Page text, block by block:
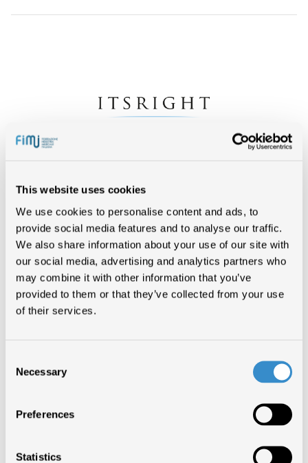
This website uses cookies
We use cookies to personalise content and ads, to
provide social media features and to analyse our traffic.
We also share information about your use of our site with
our social media, advertising and analytics partners who
may combine it with other information that you’ve
provided to them or that they’ve collected from your use
of their services.
Selection
Necessary
Preferences
Statistics
ITSRIGHTeNUOVO IMAIE,società di collecting degli artisti, insieme a
FIMI
, Federazione Industria Musicale Italiana, annunciano la firma
dell’accordo conSony Music Entertainment Italy
bis) riconosce, sui repertori pubblicati dal 1963, in favore di quegli
artisti che non abbiano stipulato con le case discografiche un contratto
compartecipazione). È una misura a tutela degli artisti, gestita dalle
collecting che li rappresentano e introdotta dalla Direttiva Europea
2011/77/UE che ha esteso a 70 anni la durata della protezione dei
“Siamo molto soddisfatti di questo risultato, frutto di un’impegnativa